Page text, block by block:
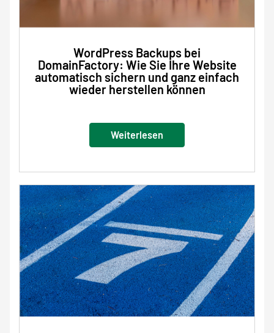
WordPress Backups bei
DomainFactory: Wie Sie Ihre Website
automatisch sichern und ganz einfach
wieder herstellen können
Weiterlesen